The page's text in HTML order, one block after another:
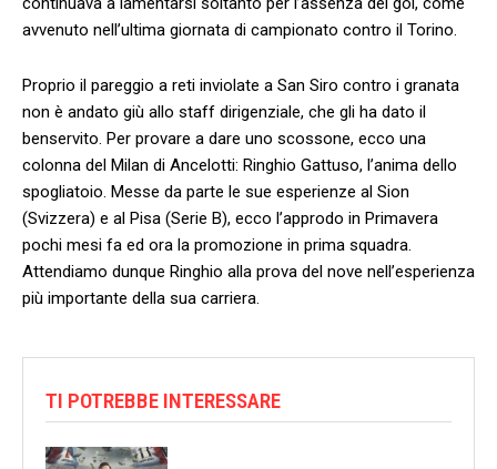
avvenuto nell’ultima giornata di campionato contro il Torino.
Proprio il pareggio a reti inviolate a San Siro contro i granata
non è andato giù allo staff dirigenziale, che gli ha dato il
benservito. Per provare a dare uno scossone, ecco una
colonna del Milan di Ancelotti: Ringhio Gattuso, l’anima dello
spogliatoio. Messe da parte le sue esperienze al Sion
(Svizzera) e al Pisa (Serie B), ecco l’approdo in Primavera
pochi mesi fa ed ora la promozione in prima squadra.
Attendiamo dunque Ringhio alla prova del nove nell’esperienza
più importante della sua carriera.
TI POTREBBE INTERESSARE